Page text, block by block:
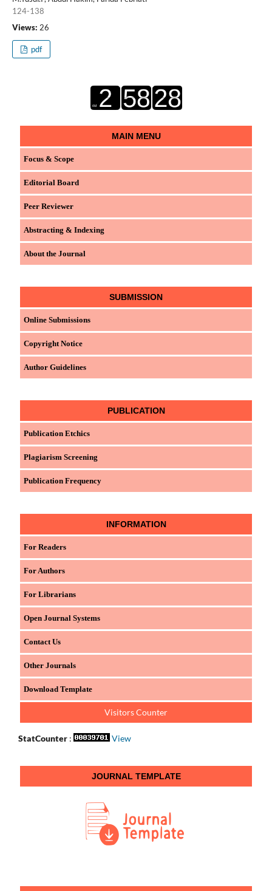
124-138
Views: 26
pdf
MAIN MENU
Focus & Scope
Editorial Board
Peer Reviewer
Abstracting & Indexing
About the Journal
SUBMISSION
Online Submissions
Copyright Notice
Author Guidelines
PUBLICATION
Publication Etchics
Plagiarism Screening
Publication Frequency
INFORMATION
For Readers
For Authors
For Librarians
Open Journal Systems
Contact Us
Other Journals
Download Template
Visitors Counter
StatCounter : View
JOURNAL TEMPLATE